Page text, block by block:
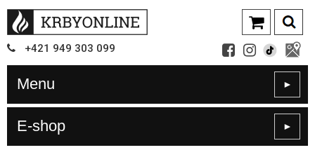
+421 949 303 099
Menu ►
E-shop ►